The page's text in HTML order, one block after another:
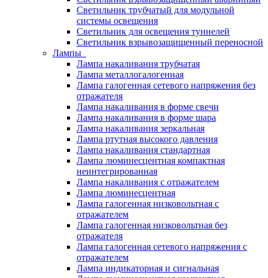
Светильник трубчатый для модульной
системы освещения
Светильник для освещения туннелей
Светильник взрывозащищенный переносной
Лампы
Лампа накаливания трубчатая
Лампа металлогалогенная
Лампа галогенная сетевого напряжения без
отражателя
Лампа накаливания в форме свечи
Лампа накаливания в форме шара
Лампа накаливания зеркальная
Лампа ртутная высокого давления
Лампа накаливания стандартная
Лампа люминесцентная компактная
неинтегрированная
Лампа накаливания с отражателем
Лампа люминесцентная
Лампа галогенная низковольтная с
отражателем
Лампа галогенная низковольтная без
отражателя
Лампа галогенная сетевого напряжения с
отражателем
Лампа индикаторная и сигнальная